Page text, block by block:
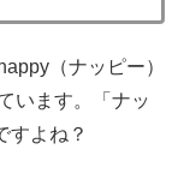
（ナッピー）
います。「ナッ
すよね？